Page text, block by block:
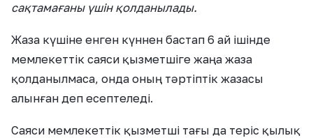
сақтамағаны үшін қолданылады.
Жаза күшіне енген күннен бастап 6 ай ішінде
мемлекеттік саяси қызметшіге жаңа жаза
қолданылмаса, онда оның тәртіптік жазасы
алынған деп есептеледі.
Саяси мемлекеттік қызметші тағы да теріс қылық